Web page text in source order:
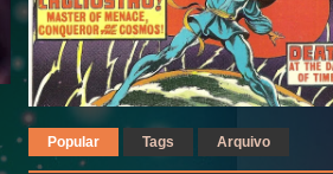
Popular Tags Arquivo